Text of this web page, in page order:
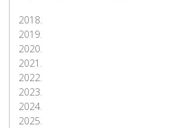
2018.
2019.
2020.
2021.
2022.
2023.
2024.
2025.